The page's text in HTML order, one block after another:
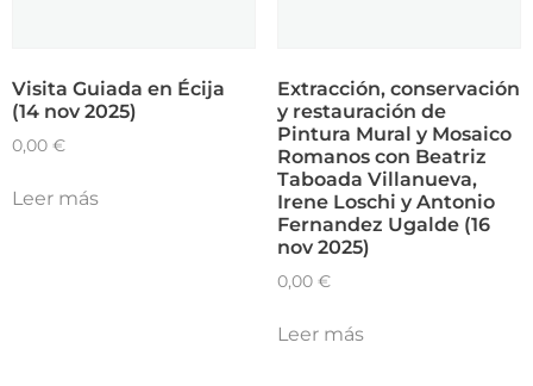
Visita Guiada en Écija
(14 nov 2025)
0,00 €
Leer más
Extracción, conservación
y restauración de
Pintura Mural y Mosaico
Romanos con Beatriz
Taboada Villanueva,
Irene Loschi y Antonio
Fernandez Ugalde (16
nov 2025)
0,00 €
Leer más